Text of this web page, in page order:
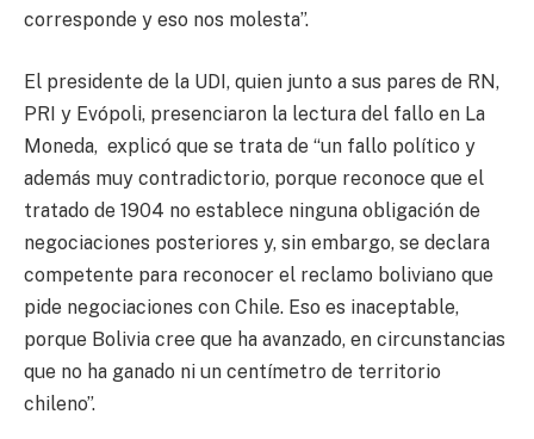
corresponde y eso nos molesta”.
El presidente de la UDI, quien junto a sus pares de RN,
PRI y Evópoli, presenciaron la lectura del fallo en La
Moneda, explicó que se trata de “un fallo político y
además muy contradictorio, porque reconoce que el
tratado de 1904 no establece ninguna obligación de
negociaciones posteriores y, sin embargo, se declara
competente para reconocer el reclamo boliviano que
pide negociaciones con Chile. Eso es inaceptable,
porque Bolivia cree que ha avanzado, en circunstancias
que no ha ganado ni un centímetro de territorio
chileno”.